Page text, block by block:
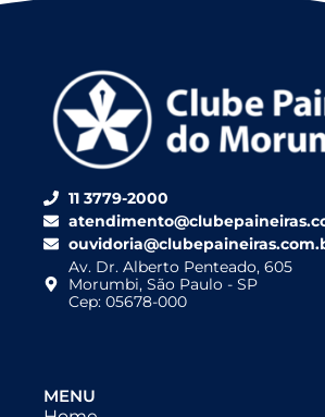
11 3779-2000
Av. Dr. Alberto Penteado, 605
Morumbi, São Paulo - SP
Cep: 05678-000
MENU